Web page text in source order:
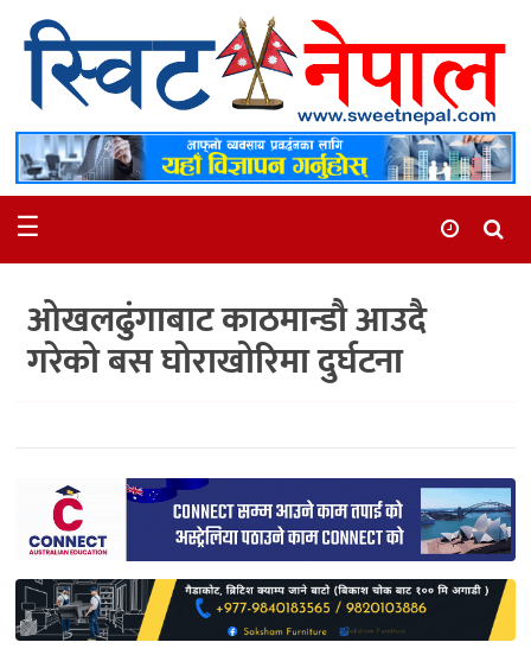
समाचार
स्थानीय
मनोरञ्जन
अन्तर्वार्ता
समाज
भिडियो
साहित्य
प्रदेश
English
☰
ओखलढुंगाबाट काठमान्डौ आउदै
गरेको बस घोराखोरिमा दुर्घटना